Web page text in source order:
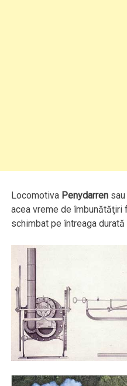
Locomotiva Penydarren
acea vreme de îmbunătăţiri
schimbat pe întreaga